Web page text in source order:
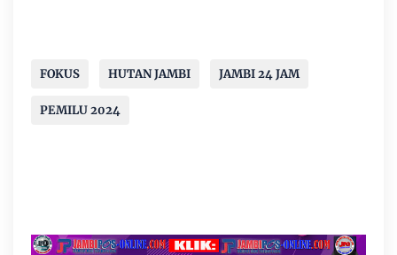
FOKUS HUTAN JAMBI JAMBI 24 JAM
PEMILU 2024